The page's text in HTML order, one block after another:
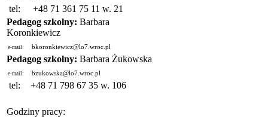
tel:
+48 71 361 75 11 w. 21
Pedagog szkolny: Barbara
Koronkiewicz
e-mail: bkoronkiewicz@lo7.wroc.pl
Pedagog szkolny: Barbara Żukowska
e-mail: bzukowska@lo7.wroc.pl
tel: +48 71 798 67 35 w. 106
Godziny pracy: